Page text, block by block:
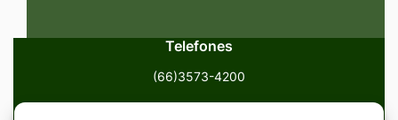
Telefones
(66)3573-4200